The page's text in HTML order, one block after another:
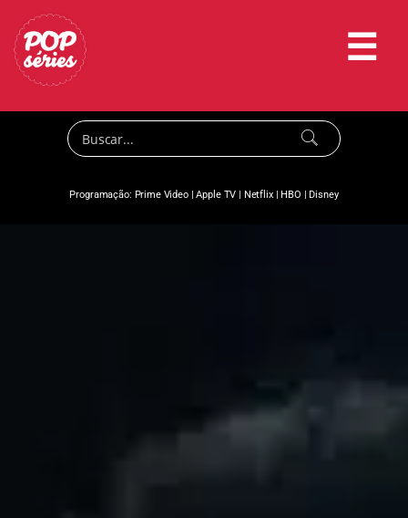
☰
Programação: Prime Video|Apple TV | Netflix|HBO |Disney